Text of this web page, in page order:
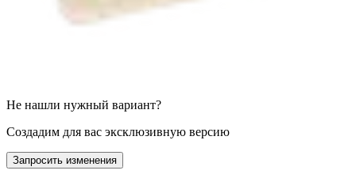
Не нашли нужный вариант?
Создадим для вас эксклюзивную версию
Запросить изменения